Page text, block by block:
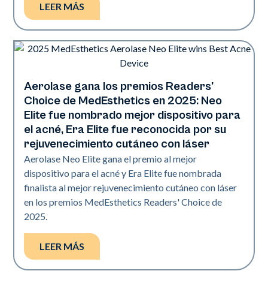
LEER MÁS
Industria
Aerolase gana los premios Readers'
Choice de MedEsthetics en 2025: Neo
Elite fue nombrado mejor dispositivo para
el acné, Era Elite fue reconocida por su
rejuvenecimiento cutáneo con láser
Aerolase Neo Elite gana el premio al mejor
dispositivo para el acné y Era Elite fue nombrada
finalista al mejor rejuvenecimiento cutáneo con láser
en los premios MedEsthetics Readers' Choice de
2025.
LEER MÁS